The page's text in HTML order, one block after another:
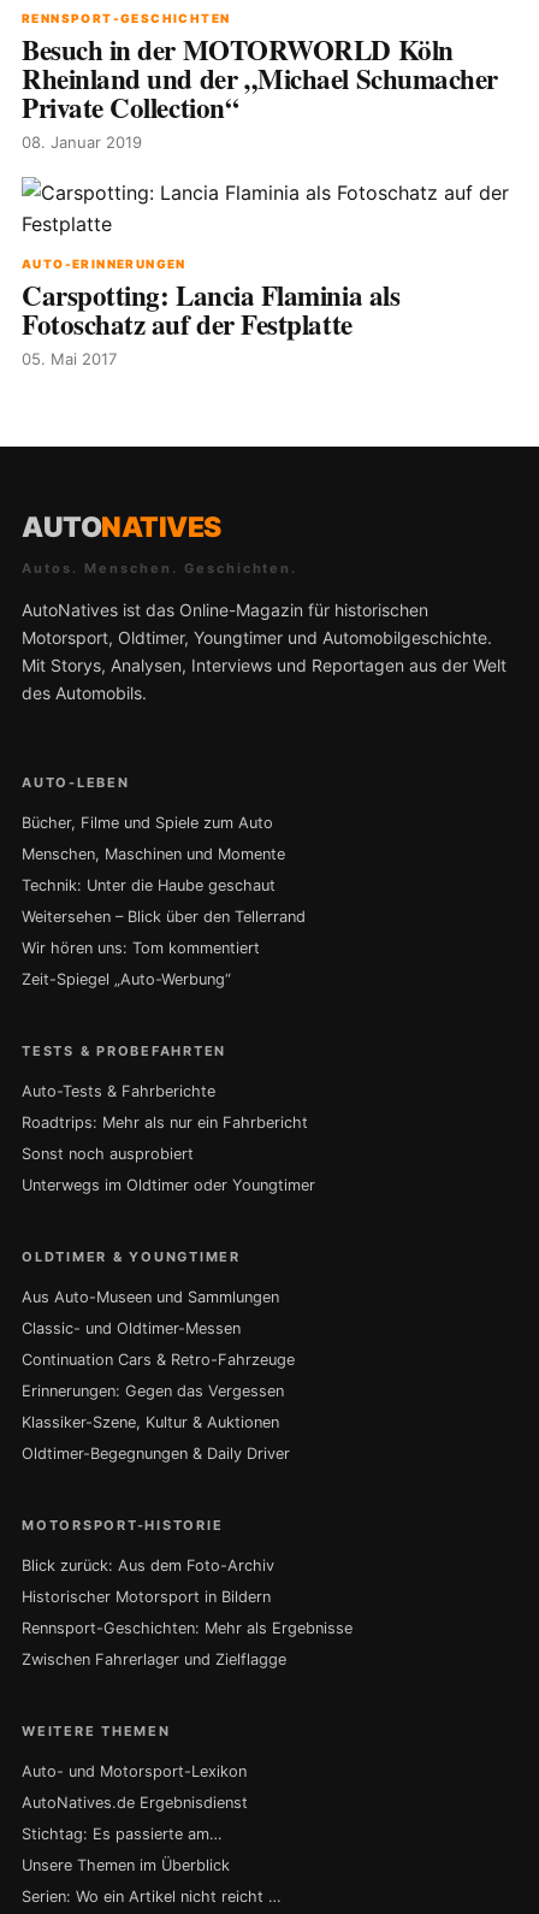
RENNSPORT-GESCHICHTEN
Besuch in der MOTORWORLD Köln
Rheinland und der „Michael Schumacher
Private Collection“
08. Januar 2019
AUTO-ERINNERUNGEN
Carspotting: Lancia Flaminia als
Fotoschatz auf der Festplatte
05. Mai 2017
AUTONATIVES
Autos. Menschen. Geschichten.
AutoNatives ist das Online-Magazin für historischen
Motorsport, Oldtimer, Youngtimer und Automobilgeschichte.
Mit Storys, Analysen, Interviews und Reportagen aus der Welt
des Automobils.
AUTO-LEBEN
Bücher, Filme und Spiele zum Auto
Menschen, Maschinen und Momente
Technik: Unter die Haube geschaut
Weitersehen – Blick über den Tellerrand
Wir hören uns: Tom kommentiert
Zeit-Spiegel „Auto-Werbung“
TESTS & PROBEFAHRTEN
Auto-Tests & Fahrberichte
Roadtrips: Mehr als nur ein Fahrbericht
Sonst noch ausprobiert
Unterwegs im Oldtimer oder Youngtimer
OLDTIMER & YOUNGTIMER
Aus Auto-Museen und Sammlungen
Classic- und Oldtimer-Messen
Continuation Cars & Retro-Fahrzeuge
Erinnerungen: Gegen das Vergessen
Klassiker-Szene, Kultur & Auktionen
Oldtimer-Begegnungen & Daily Driver
MOTORSPORT-HISTORIE
Blick zurück: Aus dem Foto-Archiv
Historischer Motorsport in Bildern
Rennsport-Geschichten: Mehr als Ergebnisse
Zwischen Fahrerlager und Zielflagge
WEITERE THEMEN
Auto- und Motorsport-Lexikon
AutoNatives.de Ergebnisdienst
Stichtag: Es passierte am…
Unsere Themen im Überblick
Serien: Wo ein Artikel nicht reicht …